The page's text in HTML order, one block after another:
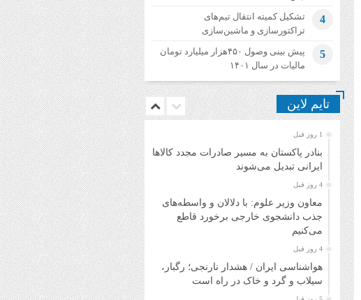
4
تشکیل کمیته انتقال تیم‌های
تراکتورسازی و ماشین‌سازی
5
پیش بینی وصول ۴۵۰هزار میلیارد تومان
مالیات در سال ۱۴۰۱
تایم لاین
1 روز قبل
بنادر پاکستان به مسیر صادرات مجدد کالاهای
ایرانی تبدیل می‌شوند
4 روز قبل
معاون وزیر علوم: با دلالان و واسطه‌های
جذب دانشجوی خارجی برخورد قاطع
می‌کنیم
4 روز قبل
هواشناسی ایران / هشدار نارنجی؛ رگبار،
سیلاب و گرد و خاک در راه است